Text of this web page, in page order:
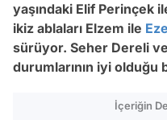
yaşındaki Elif Perinçek
ikiz ablaları Elzem ile
sürüyor. Seher Dereli ve
durumlarının iyi olduğu
İçeriğin